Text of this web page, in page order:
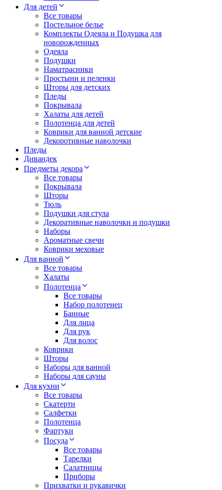
Для детей
Все товары
Постельное белье
Комплекты Одеяла и Подушка для
новорожденных
Одеяла
Подушки
Наматрасники
Простыни и пеленки
Шторы для детских
Пледы
Покрывала
Халаты для детей
Полотенца для детей
Коврики для ванной детские
Декоротивные наволочки
Пледы
Дивандек
Предметы декора
Все товары
Покрывала
Шторы
Тюль
Подушки для стула
Декоративные наволочки и подушки
Наборы
Ароматные свечи
Коврики меховые
Для ванной
Все товары
Халаты
Полотенца
Все товары
Набор полотенец
Банные
Для лица
Для рук
Для волос
Коврики
Шторы
Наборы для ванной
Наборы для сауны
Для кухни
Все товары
Скатерти
Салфетки
Полотенца
Фартуки
Посуда
Все товары
Тарелки
Салатницы
Приборы
Прихватки и рукавички